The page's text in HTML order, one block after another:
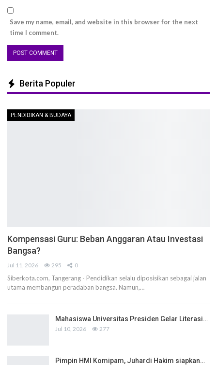
Save my name, email, and website in this browser for the next
time I comment.
Berita Populer
PENDIDIKAN & BUDAYA
Kompensasi Guru: Beban Anggaran Atau Investasi
Bangsa?
Jul 11, 2026 295 0
Siberkota.com, Tangerang - Pendidikan selalu diposisikan sebagai jalan
utama membangun peradaban bangsa. Namun,…
Mahasiswa Universitas Presiden Gelar Literasi…
Jul 10, 2026 277
Pimpin HMI Komipam, Juhardi Hakim siapkan…